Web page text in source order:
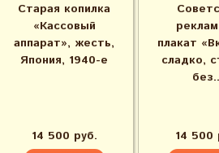
Старая копилка
«Кассовый
аппарат», жесть,
Япония, 1940-е
14 500 руб.
плакат
сладко,
14 500